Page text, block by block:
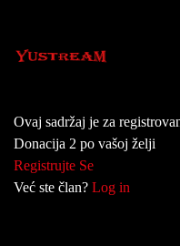
Ovaj sadržaj je za
Donacija 2 po vašoj želji
Registrujte Se
Već ste član? Log in